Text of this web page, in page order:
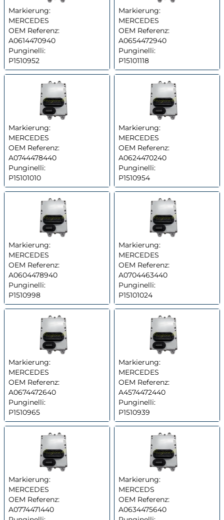
Markierung:
MERCEDES
OEM Referenz:
A0614470940
Punginelli:
P1510952
Markierung:
MERCEDES
OEM Referenz:
A0654472940
Punginelli:
P15101118
Markierung:
MERCEDES
OEM Referenz:
A0744478440
Punginelli:
P15101010
Markierung:
MERCEDES
OEM Referenz:
A0624470240
Punginelli:
P1510954
Markierung:
MERCEDES
OEM Referenz:
A0604478940
Punginelli:
P1510998
Markierung:
MERCEDES
OEM Referenz:
A0704463440
Punginelli:
P15101024
Markierung:
MERCEDES
OEM Referenz:
A0674472640
Punginelli:
P1510965
Markierung:
MERCEDES
OEM Referenz:
A4574472440
Punginelli:
P1510939
Markierung:
MERCEDES
OEM Referenz:
A0774471440
Markierung:
MERCEDS
OEM Referenz:
A0634475640